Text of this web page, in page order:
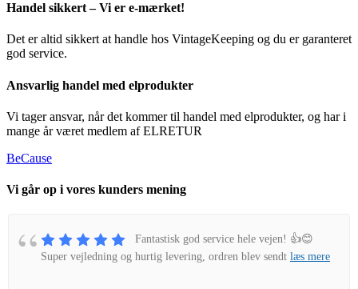
Handel sikkert – Vi er e-mærket!
Det er altid sikkert at handle hos VintageKeeping og du er garanteret
god service.
Ansvarlig handel med elprodukter
Vi tager ansvar, når det kommer til handel med elprodukter, og har i
mange år været medlem af ELRETUR
BeCause
Vi går op i vores kunders mening
Fantastisk god service hele vejen! 👍😊
Super vejledning og hurtig levering, ordren blev sendt læs mere